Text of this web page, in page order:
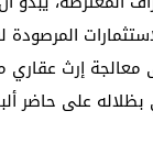
معالجة إرث
على حاضر